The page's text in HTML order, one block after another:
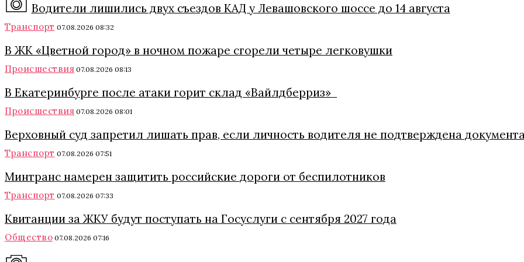
Водители лишились двух съездов КАД у Левашовского шоссе до 14 августа
Транспорт 07.08.2026 08:32
В ЖК «Цветной город» в ночном пожаре сгорели четыре легковушки
Происшествия 07.08.2026 08:13
В Екатеринбурге после атаки горит склад «Вайлдберриз»
Происшествия 07.08.2026 08:01
Верховный суд запретил лишать прав, если личность водителя не подтверждена
Транспорт 07.08.2026 07:51
Минтранс намерен защитить российские дороги от беспилотников
Транспорт 07.08.2026 07:33
Квитанции за ЖКУ будут поступать на Госуслуги с сентября 2027 года
Общество 07.08.2026 07:16